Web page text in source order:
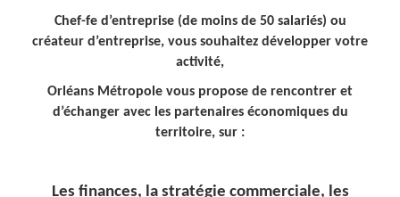
Chef-fe d’entreprise (de moins de 50 salariés) ou
créateur d’entreprise, vous souhaitez développer votre
activité,
Orléans Métropole vous propose de rencontrer et
d’échanger avec les partenaires économiques du
territoire, sur :
Les finances, la stratégie commerciale, les